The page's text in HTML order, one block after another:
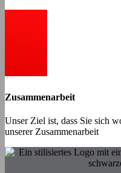
Zusammenarbeit
Unser Ziel ist, dass Sie sich
unserer Zusammenarbeit